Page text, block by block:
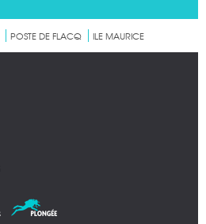
POSTE DE FLACQ ILE MAURICE